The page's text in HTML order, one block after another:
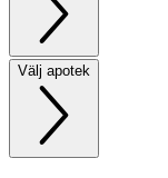
Välj apotek